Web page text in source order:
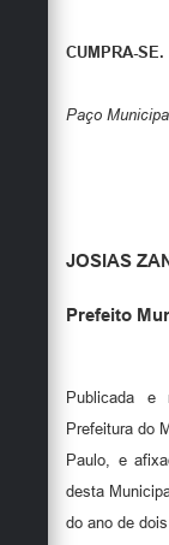
CUMPRA-SE.
Paço
JOSIAS
Prefeito
Publicada e
Prefeitura do
Paulo, e
desta
do ano de